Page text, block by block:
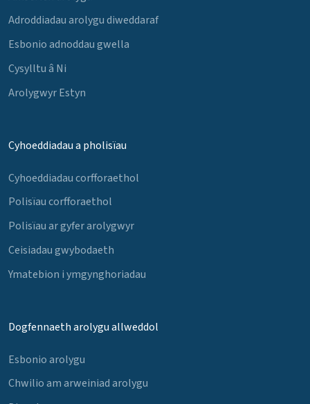
Adroddiadau arolygu diweddaraf
Esbonio adnoddau gwella
Cysylltu â Ni
Arolygwyr Estyn
Cyhoeddiadau a pholisïau
Cyhoeddiadau corfforaethol
Polisïau corfforaethol
Polisïau ar gyfer arolygwyr
Ceisiadau gwybodaeth
Ymatebion i ymgynghoriadau
Dogfennaeth arolygu allweddol
Esbonio arolygu
Chwilio am arweiniad arolygu